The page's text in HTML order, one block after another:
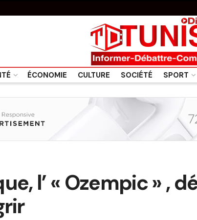
ÉCONOMIE CULTURE SOCIÉTÉ SPORT
l’ « Ozempic » ,